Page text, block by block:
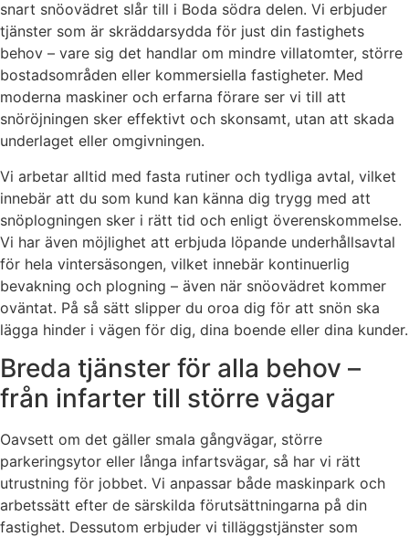
snart snöovädret slår till i Boda södra delen. Vi erbjuder
tjänster som är skräddarsydda för just din fastighets
behov – vare sig det handlar om mindre villatomter, större
bostadsområden eller kommersiella fastigheter. Med
moderna maskiner och erfarna förare ser vi till att
snöröjningen sker effektivt och skonsamt, utan att skada
underlaget eller omgivningen.
Vi arbetar alltid med fasta rutiner och tydliga avtal, vilket
innebär att du som kund kan känna dig trygg med att
snöplogningen sker i rätt tid och enligt överenskommelse.
Vi har även möjlighet att erbjuda löpande underhållsavtal
för hela vintersäsongen, vilket innebär kontinuerlig
bevakning och plogning – även när snöovädret kommer
oväntat. På så sätt slipper du oroa dig för att snön ska
lägga hinder i vägen för dig, dina boende eller dina kunder.
Breda tjänster för alla behov –
från infarter till större vägar
Oavsett om det gäller smala gångvägar, större
parkeringsytor eller långa infartsvägar, så har vi rätt
utrustning för jobbet. Vi anpassar både maskinpark och
arbetssätt efter de särskilda förutsättningarna på din
fastighet. Dessutom erbjuder vi tilläggstjänster som